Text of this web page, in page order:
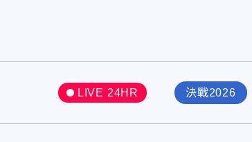
LIVE 24HR 決戰2026